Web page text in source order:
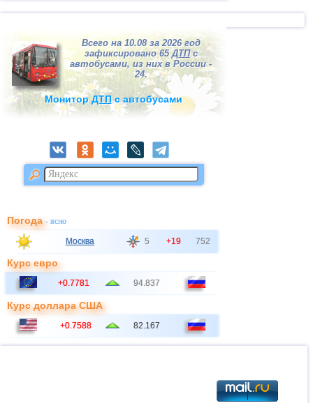
Всего на 10.08 за 2026 год
зафиксировано 65ДТПс
автобусами, из них в России -
24.
Монитор ДТПс автобусами
Погода- ясно
Москва 5 +19 752
Курс евро
+0.7781 94.837
Курс доллара США
+0.7588 82.167